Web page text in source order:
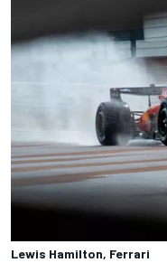
Lewis Hamilton, Ferrari